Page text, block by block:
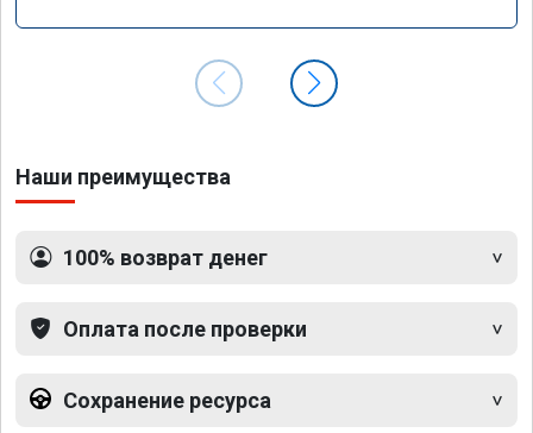
Наши преимущества
100% возврат денег
Оплата после проверки
Сохранение ресурса